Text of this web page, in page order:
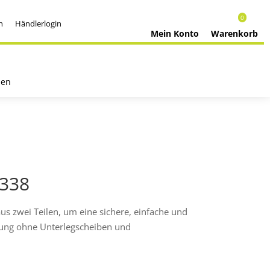
Händlerlogin
Warenkorb
0
Mein Konto
zwei Teilen, um eine sichere, einfache und
ohne Unterlegscheiben und